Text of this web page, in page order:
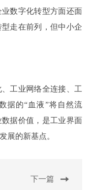
数字化转型方面还面
走在前列，但中小企
工业网络全连接、工
据的“血液”将自然流
据价值，是工业界面
展的新基点。
下一篇